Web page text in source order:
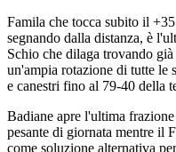
Famila che tocca subito il
segnando dalla distanza, è
Schio che dilaga trovando
un'ampia rotazione di tutte le
e canestri fino al 79-40 della
Badiane apre l'ultima
pesante di giornata mentre il
come soluzione alternativa